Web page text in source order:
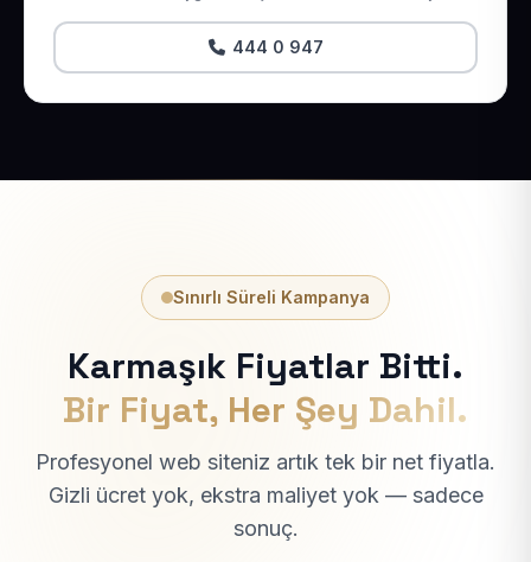
444 0 947
Sınırlı Süreli Kampanya
Karmaşık Fiyatlar Bitti.
Bir Fiyat, Her Şey Dahil.
Profesyonel web siteniz artık tek bir net fiyatla.
Gizli ücret yok, ekstra maliyet yok — sadece
sonuç.